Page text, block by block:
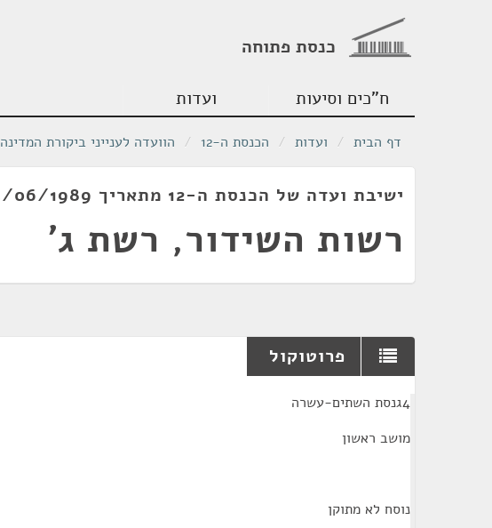
כנסת פתוחה
ח"כים וסיעות ועדות
דף הבית / ועדות / הכנסת ה-12 / הוועדה לענייני ביקורת המדינה
ישיבת ועדה של הכנסת ה-12 מתאריך 13/06/1989
רשות השידור, רשת ג'
פרוטוקול
4גנסת השתים-עשרה
מושב ראשון
נוסח לא מתוקן